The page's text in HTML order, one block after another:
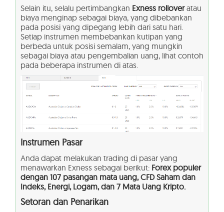
Selain itu, selalu pertimbangkan Exness rolloveratau
biaya menginap sebagai biaya, yang dibebankan
pada posisi yang dipegang lebih dari satu hari.
Setiap instrumen membebankan kutipan yang
berbeda untuk posisi semalam, yang mungkin
sebagai biaya atau pengembalian uang, lihat contoh
pada beberapa instrumen di atas.
Instrumen Pasar
Anda dapat melakukan trading di pasar yang
menawarkan Exness sebagai berikut: Forex populer
dengan 107 pasangan mata uang, CFD Saham dan
Indeks, Energi, Logam, dan 7 Mata Uang Kripto.
Setoran dan Penarikan